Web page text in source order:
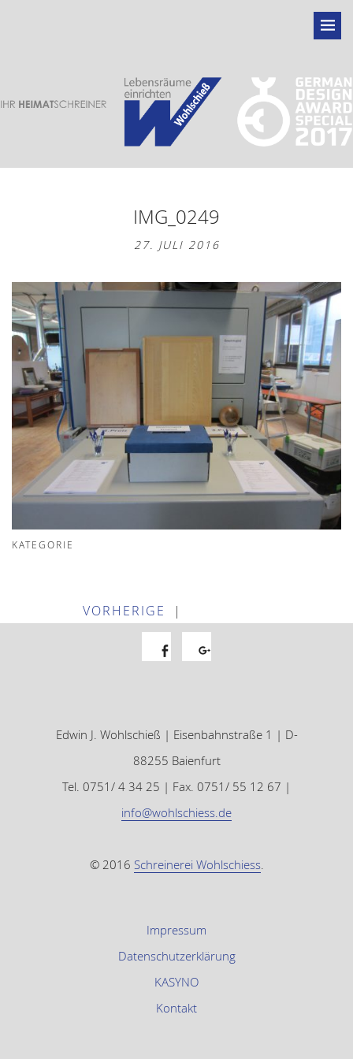
IMG_0249
27. JULI 2016
KATEGORIE
VORHERIGE |
Edwin J. Wohlschieß | Eisenbahnstraße 1 | D-
88255 Baienfurt
Tel. 0751/ 4 34 25 | Fax. 0751/ 55 12 67 |
info@wohlschiess.de
© 2016 Schreinerei Wohlschiess.
Impressum
Datenschutzerklärung
KASYNO
Kontakt